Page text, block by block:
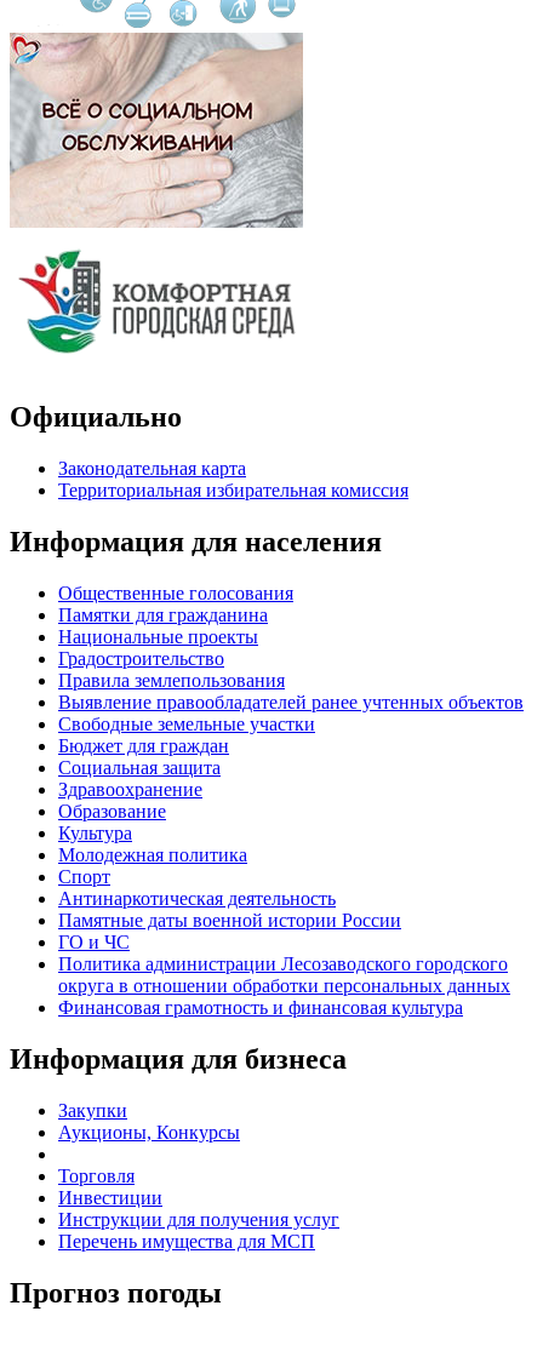
Официально
Законодательная карта
Территориальная избирательная комиссия
Информация для населения
Общественные голосования
Памятки для гражданина
Национальные проекты
Градостроительство
Правила землепользования
Выявление правообладателей ранее учтенных объектов
Свободные земельные участки
Бюджет для граждан
Социальная защита
Здравоохранение
Образование
Культура
Молодежная политика
Спорт
Антинаркотическая деятельность
Памятные даты военной истории России
ГО и ЧС
Политика администрации Лесозаводского городского
округа в отношении обработки персональных данных
Финансовая грамотность и финансовая культура
Информация для бизнеса
Закупки
Аукционы, Конкурсы
Торговля
Инвестиции
Инструкции для получения услуг
Перечень имущества для МСП
Прогноз погоды